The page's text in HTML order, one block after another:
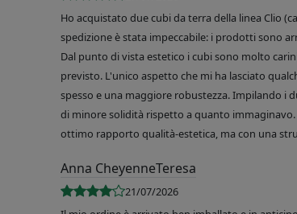
Ho acquistato due cubi da terra della linea Clio
spedizione è stata impeccabile: i prodotti sono
Dal punto di vista estetico i cubi sono molto
previsto. L'unico aspetto che mi ha lasciato
spesso e una maggiore robustezza. Impilando i
di minore solidità rispetto a quanto
ottimo rapporto qualità-estetica, ma con una
Anna CheyenneTeresa
21/07/2026